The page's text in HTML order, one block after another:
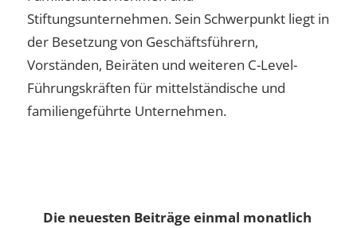
Stiftungsunternehmen. Sein Schwerpunkt liegt in
der Besetzung von Geschäftsführern,
Vorständen, Beiräten und weiteren C-Level-
Führungskräften für mittelständische und
familiengeführte Unternehmen.
Die neuesten Beiträge einmal monatlich